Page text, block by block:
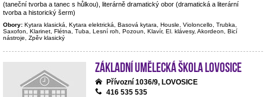
(taneční tvorba a tanec s hůlkou), literárně dramatický obor (dramatická a literární
tvorba a historický šerm)
Obory: Kytara klasická, Kytara elektrická, Basová kytara, Housle, Violoncello, Trubka,
Saxofon, Klarinet, Flétna, Tuba, Lesní roh, Pozoun, Klavír, El. klávesy, Akordeon, Bicí
nástroje, Zpěv klasický
Základní umělecká škola Lovosice
Přívozní 1036/9, LOVOSICE
416 535 535